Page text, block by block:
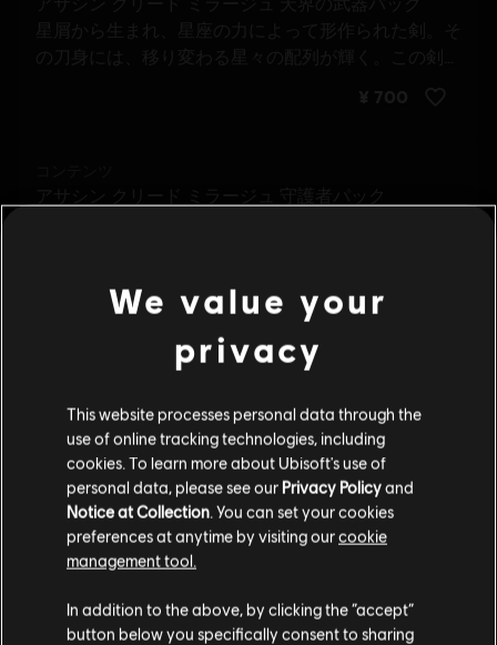
詳しく見る
判断されています。
We value your
privacy
This website processes personal data through the
use of online tracking technologies, including
cookies. To learn more about Ubisoft's use of
personal data, please see our Privacy Policyand
Notice at Collection . You can set your cookies
preferences at anytime by visiting ourcookie
management tool.
In addition to the above, by clicking the “accept”
button below you specifically consent to sharing